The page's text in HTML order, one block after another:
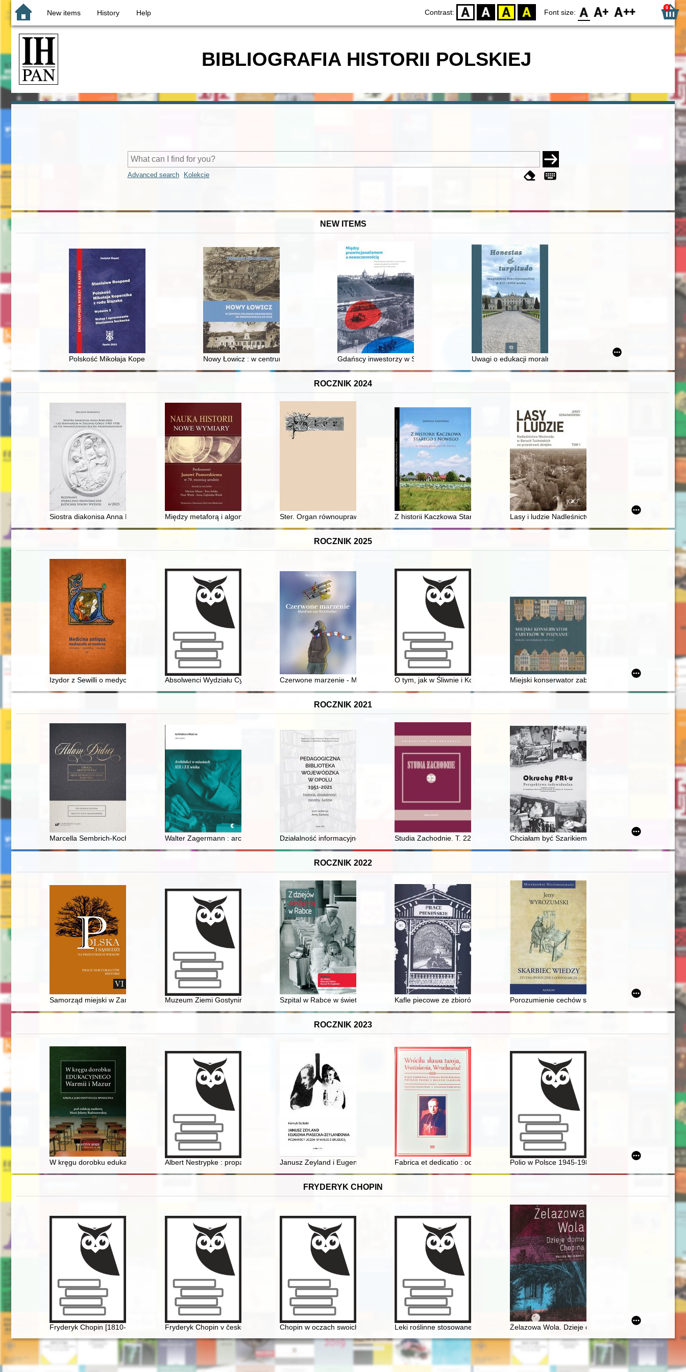
New items History Help Contrast: D BW YB BY Font size: F0 F1 F2 0
BIBLIOGRAFIA HISTORII POLSKIEJ
Advanced search Kolekcje
NEW ITEMS
Polskość Mikołaja Kopernika z rodu ŚlązakaNowy Łowicz : w centrum poligonu drawskiego od średniowiecza do dziśGdańscy inwestorzy w Sopocie : prestiż finansowy i towarzyski lokalnego mieszczaństwa w 2. poł. XIX w
Uwagi o edukacji moralnej synów szlacheckich w XVI-wiecznej
ROCZNIK 2024
Siostra diakonisa Anna Borchers i jej seminarium w Zielonej Górze (1905-1938) na tle ewangelickiego ruchu przedszkolnego
Między metaforą i algorytmem : Czy zbliża się koniec sporu o naukowy status historiografii?
Ster. Organ równouprawnienia kobiet" pod redakcją Pauliny Kuczalskiej-Reinschmit i Józefy Bojanowskiej, Warszawa 1907-
Z historii Kaczkowa Starego i Nowego w parafii Brok (od XV wieku)
Lasy i ludzie Nadleśnictwa Woziwoda w Borach
ROCZNIK 2025
Izydor z Sewilli o medycynie ("Etymologie", księga IV)Absolwenci Wydziału Cybernetyki Wojskowej Akademii Technicznej 1975
Czerwone marzenie - Manfred von RichthofenO tym, jak w Śliwnie i Konowałach kościoły budowanoMiejski konserwator zabytków w Poznaniu : historia i
ROCZNIK 2021
Marcella Sembrich-Kochańska i Adam Didur : w przyjaźni na scenie i w życiu
Walter Zagermann : architekt z bydgoskich BielawDziałalność informacyjno-bibliograficzna Pedagogicznej Biblioteki Wojewódzkiej w Opolu
Studia Zachodnie. T. 22 (2021) Chciałam być Szarikiem
ROCZNIK 2022
Samorząd miejski w Zamościu w czasie okupacji austro-węgierskiej (1916-1918)
Muzeum Ziemi Gostynińskiej w Gostyninie - idea wstępna i koncepcja
Szpital w Rabce w świetle faktów i datKafle piecowe ze zbiorów Zamku Dunajec w Niedzicy jako źródło do analizy
Porozumienie cechów sukienniczych Pogórza
ROCZNIK 2023
W kręgu dorobku edukacyjnego Warmii i Mazur : szkoła jako instytucja społeczna
Albert Nestrypke : propagator architektury modernistycznej w KaliszuJanusz Zeyland i Eugenia Piasecka-Zeylandowa : poznańscy uczeni w walce z gruźlicą
Fabrica et dedicatio : odbudowa i poświęcenie Katedry Wrocławskiej w 1951 roku
Polio w Polsce 1945-1989 - recenzja]
FRYDERYK CHOPIN
Fryderyk Chopin [1810-1949] wśród Polaków na obczyźnie
Fryderyk Chopin v české literatuóe Chopin w oczach swoich uczniów Leki roślinne stosowane w leczeniu Fryderyka Chopina
Żelazowa Wola. Dzieje domu Chopina